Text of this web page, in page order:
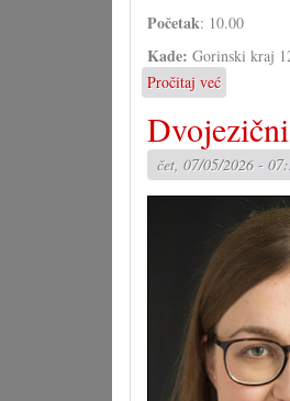
Početak: 10.00
Kade: Gorinski kraj
Pročitaj već
Otvaranje
novoga
"mjesta
sastanka"
u
Velikom
Borištofu
čet, 07/05/2026 -